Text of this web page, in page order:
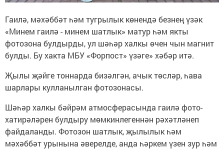
Гаилә, мәхәббәт һәм тугрылык көнендә безнең үзәк
«Минем гаилә - минем шатлык» матур һәм якты
фотозона булдырды, ул шәһәр халкы өчен чын магнит
булды. Бу хакта МБУ «Форпост» үзәге» хәбәр итә.
Җылы җәйге тоннарда бизәлгән, ачык төсләр, һава
шарлары кулланылган фотозонасы.
Шәһәр халкы бәйрәм атмосферасында гаилә фото-
хатирәләрен булдыру мөмкинлегеннән рәхәтләнеп
файдаланды. Фотозон шатлык, җылылык һәм
мәхәббәт урынына әверелде, анда һәркем үзен зур һәм